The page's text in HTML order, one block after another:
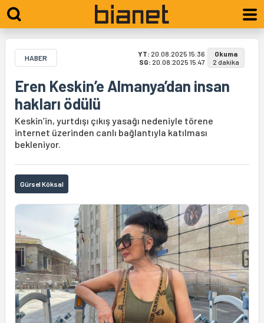
HABER YT: 20.08.2025 15:36
SG: 20.08.2025 15:47
Okuma
2 dakika
Eren Keskin’e Almanya’dan insan
hakları ödülü
Keskin’in, yurtdışı çıkış yasağı nedeniyle törene
internet üzerinden canlı bağlantıyla katılması
bekleniyor.
Gürsel Köksal